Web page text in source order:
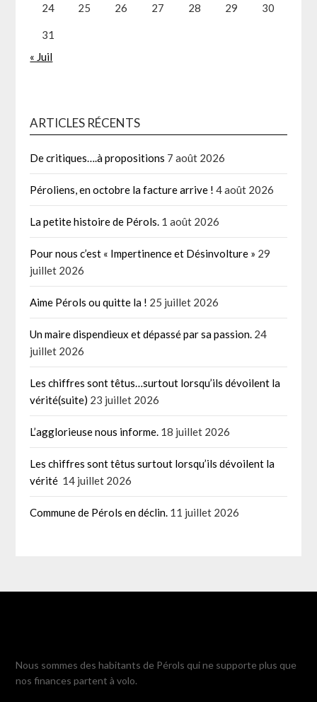
24 25 26 27 28 29 30
31
« Juil
ARTICLES RÉCENTS
De critiques….à propositions 7 août 2026
Péroliens, en octobre la facture arrive ! 4 août 2026
La petite histoire de Pérols. 1 août 2026
Pour nous c’est « Impertinence et Désinvolture » 29
juillet 2026
Aime Pérols ou quitte la ! 25 juillet 2026
Un maire dispendieux et dépassé par sa passion. 24
juillet 2026
Les chiffres sont têtus…surtout lorsqu’ils dévoilent la
vérité(suite) 23 juillet 2026
L’agglorieuse nous informe. 18 juillet 2026
Les chiffres sont têtus surtout lorsqu’ils dévoilent la
vérité 14 juillet 2026
Commune de Pérols en déclin. 11 juillet 2026
Nous sommes des habitants de Pérols qui ne supporte plus que
nos finances partent à volo.